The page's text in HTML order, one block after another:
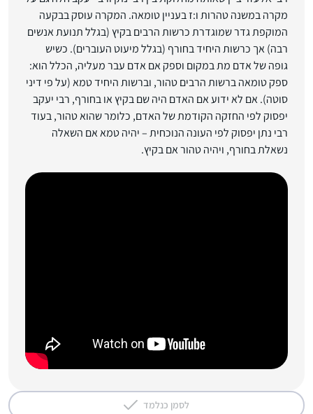
מקרה במשנה טהרות ו:ז בעניין טומאה. המקרה עוסק בבקעה
המוקפת גדר שמוגדרת כרשות הרבים בקיץ (בגלל תנועת אנשים
רבה) אך כרשות היחיד בחורף (בגלל מיעוט העוברים). כשיש
גופה של אדם מת במקום וספק אם אדם עבר מעליה, הכלל הוא:
ספק טומאה ברשות הרבים טהור, וברשות היחיד טמא (על פי דיני
סוטה). אם לא ידוע אם האדם היה שם בקיץ או בחורף, רבי יעקב
יפסוק לפי החזקה הקודמת של האדם, כלומר שהוא טהור, בעוד
רבי נתן יפסוק לפי העונה הנוכחית – יהיה טמא אם השאלה
נשאלת בחורף, ויהיה טהור אם בקיץ.
לסמן כנלמד